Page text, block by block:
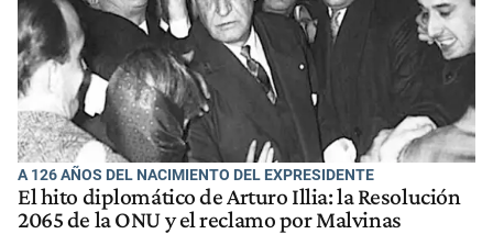
A 126 AÑOS DEL NACIMIENTO DEL EXPRESIDENTE
El hito diplomático de Arturo Illia: la Resolución
2065 de la ONU y el reclamo por Malvinas